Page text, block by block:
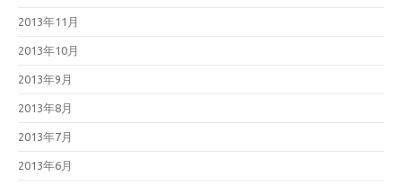
2013年11月
2013年10月
2013年9月
2013年8月
2013年7月
2013年6月